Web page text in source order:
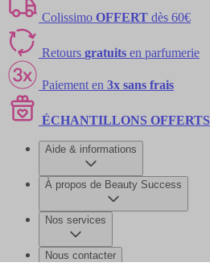
Colissimo OFFERT dès 60€
Retours gratuits en parfumerie
Paiement en 3x sans frais
ÉCHANTILLONS OFFERTS
Aide & informations
À propos de Beauty Success
Nos services
Nous contacter